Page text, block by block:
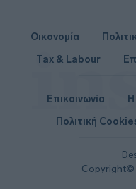
Οικονομία
Tax & Labour
Copyright©
Επικοινωνία
Πολιτική